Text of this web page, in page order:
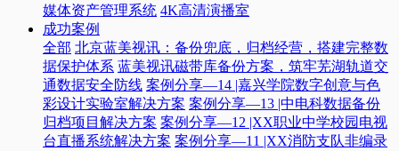
媒体资产管理系统 4K高清演播室
成功案例
全部 北京蓝美视讯：备份兜底，归档经营，搭建完整数
据保护体系 蓝美视讯磁带库备份方案，筑牢芜湖轨道交
通数据安全防线 案例分享—14 |嘉兴学院数字创意与色
彩设计实验室解决方案 案例分享—13 |中电科数据备份
归档项目解决方案 案例分享—12 |XX职业中学校园电视
台直播系统解决方案 案例分享—11 |XX消防支队非编录